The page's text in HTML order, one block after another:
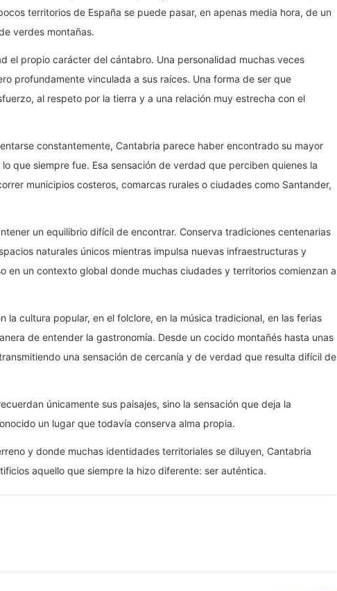
territorios de España se puede pasar, en apenas media hora, de un
verdes montañas.
el propio carácter del cántabro. Una personalidad muchas veces
profundamente vinculada a sus raíces. Una forma de ser que
al respeto por la tierra y a una relación muy estrecha con el
constantemente, Cantabria parece haber encontrado su mayor
que siempre fue. Esa sensación de verdad que perciben quienes la
municipios costeros, comarcas rurales o ciudades como Santander,
un equilibrio difícil de encontrar. Conserva tradiciones centenarias
naturales únicos mientras impulsa nuevas infraestructuras y
en un contexto global donde muchas ciudades y territorios comienzan a
la cultura popular, en el folclore, en la música tradicional, en las ferias
de entender la gastronomía. Desde un cocido montañés hasta unas
una sensación de cercanía y de verdad que resulta difícil de
únicamente sus paisajes, sino la sensación que deja la
un lugar que todavía conserva alma propia.
y donde muchas identidades territoriales se diluyen, Cantabria
aquello que siempre la hizo diferente: ser auténtica.